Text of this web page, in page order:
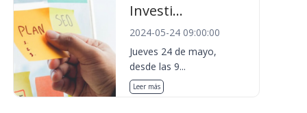
Investi...
2024-05-24 09:00:00
Jueves 24 de mayo,
desde las 9...
Leer más